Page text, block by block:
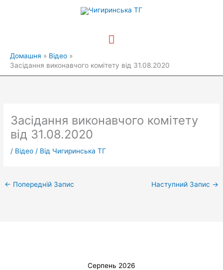
Головне
меню
Домашня
Відео
Засідання виконавчого комітету від 31.08.2020
Засідання виконавчого комітету
від 31.08.2020
/ Відео / Від Чигиринська ТГ
← Попередній Запис Наступний Запис →
Серпень 2026